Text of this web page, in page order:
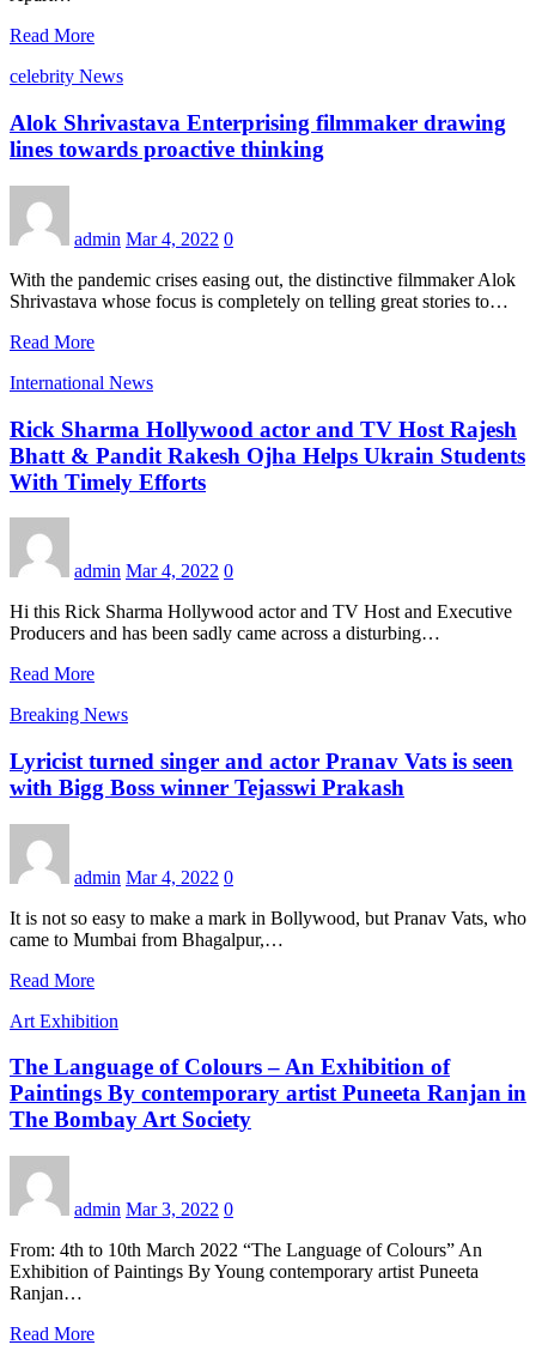
Read More
celebrity News
Alok Shrivastava Enterprising filmmaker drawing
lines towards proactive thinking
admin Mar 4, 2022 0
With the pandemic crises easing out, the distinctive filmmaker Alok
Shrivastava whose focus is completely on telling great stories to…
Read More
International News
Rick Sharma Hollywood actor and TV Host Rajesh
Bhatt & Pandit Rakesh Ojha Helps Ukrain Students
With Timely Efforts
admin Mar 4, 2022 0
Hi this Rick Sharma Hollywood actor and TV Host and Executive
Producers and has been sadly came across a disturbing…
Read More
Breaking News
Lyricist turned singer and actor Pranav Vats is seen
with Bigg Boss winner Tejasswi Prakash
admin Mar 4, 2022 0
It is not so easy to make a mark in Bollywood, but Pranav Vats, who
came to Mumbai from Bhagalpur,…
Read More
Art Exhibition
The Language of Colours – An Exhibition of
Paintings By contemporary artist Puneeta Ranjan in
The Bombay Art Society
admin Mar 3, 2022 0
From: 4th to 10th March 2022 “The Language of Colours” An
Exhibition of Paintings By Young contemporary artist Puneeta
Ranjan…
Read More